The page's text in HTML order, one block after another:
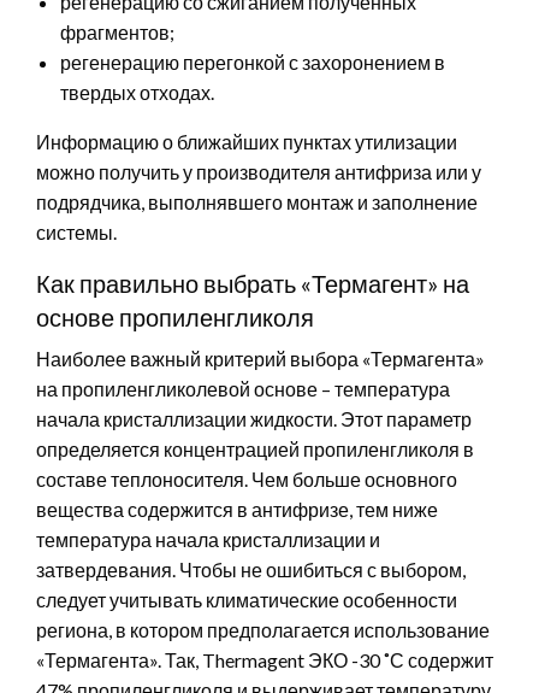
фрагментов;
регенерацию перегонкой с захоронением в
твердых отходах.
Информацию о ближайших пунктах утилизации
можно получить у производителя антифриза или у
подрядчика, выполнявшего монтаж и заполнение
системы.
Как правильно выбрать «Термагент» на
основе пропиленгликоля
Наиболее важный критерий выбора «Термагента»
на пропиленгликолевой основе – температура
начала кристаллизации жидкости. Этот параметр
определяется концентрацией пропиленгликоля в
составе теплоносителя. Чем больше основного
вещества содержится в антифризе, тем ниже
температура начала кристаллизации и
затвердевания. Чтобы не ошибиться с выбором,
следует учитывать климатические особенности
региона, в котором предполагается использование
«Термагента». Так, Thermagent ЭКО -30 ˚С содержит